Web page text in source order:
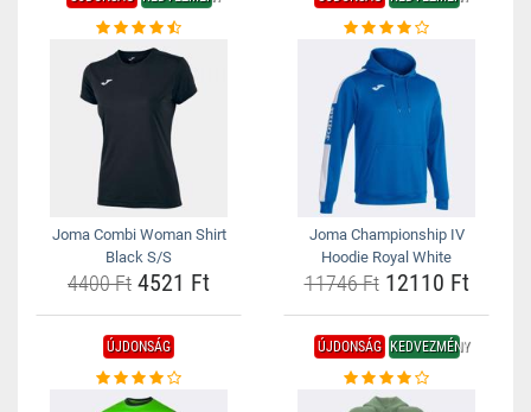
Joma Combi Woman Shirt
Black S/S
4400 Ft 4521 Ft
Joma Championship IV
Hoodie Royal White
11746 Ft12110 Ft
ÚJDONSÁG ÚJDONSÁG KEDVEZMÉNY